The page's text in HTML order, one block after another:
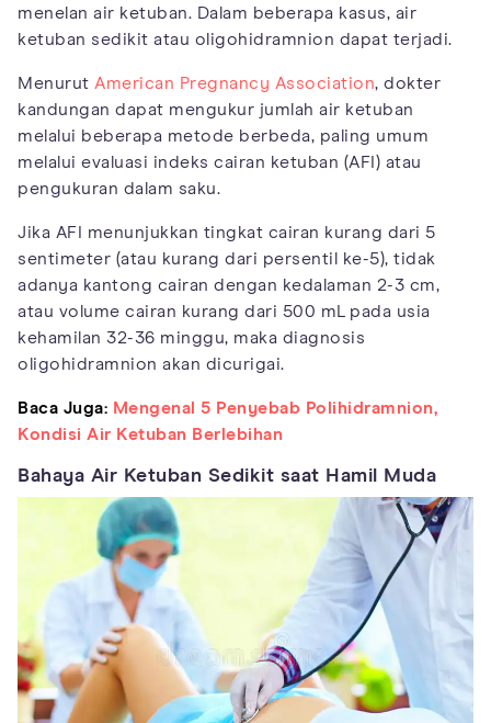
menelan air ketuban. Dalam beberapa kasus, air
ketuban sedikit atau oligohidramnion dapat terjadi.
Menurut American Pregnancy Association, dokter
kandungan dapat mengukur jumlah air ketuban
melalui beberapa metode berbeda, paling umum
melalui evaluasi indeks cairan ketuban (AFI) atau
pengukuran dalam saku.
Jika AFI menunjukkan tingkat cairan kurang dari 5
sentimeter (atau kurang dari persentil ke-5), tidak
adanya kantong cairan dengan kedalaman 2-3 cm,
atau volume cairan kurang dari 500 mL pada usia
kehamilan 32-36 minggu, maka diagnosis
oligohidramnion akan dicurigai.
Baca Juga: Mengenal 5 Penyebab Polihidramnion,
Kondisi Air Ketuban Berlebihan
Bahaya Air Ketuban Sedikit saat Hamil Muda